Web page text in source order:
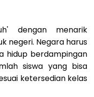
dengan menarik
negeri. Negara harus
hidup berdampingan
siswa yang bisa
ketersedian kelas